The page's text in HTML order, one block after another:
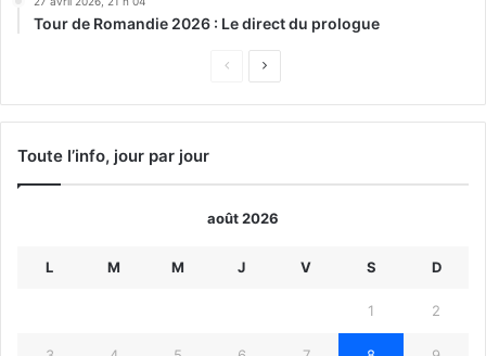
Tour de Romandie 2026 : Le direct du prologue
Page
Page
Toute l’info, jour par jour
août 2026
L M M J V S D
1 2